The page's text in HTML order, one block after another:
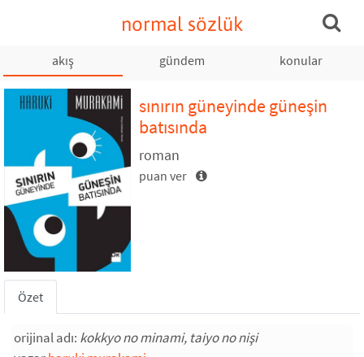
normal sözlük
akış gündem konular
sınırın güneyinde güneşin
batısında
roman
puan ver
Özet
orijinal adı: kokkyo no minami, taiyo no nişi